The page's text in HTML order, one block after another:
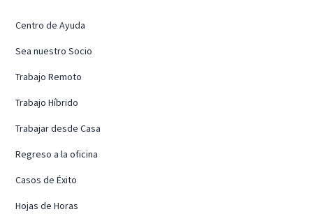
Centro de Ayuda
Sea nuestro Socio
Trabajo Remoto
Trabajo Híbrido
Trabajar desde Casa
Regreso a la oficina
Casos de Éxito
Hojas de Horas